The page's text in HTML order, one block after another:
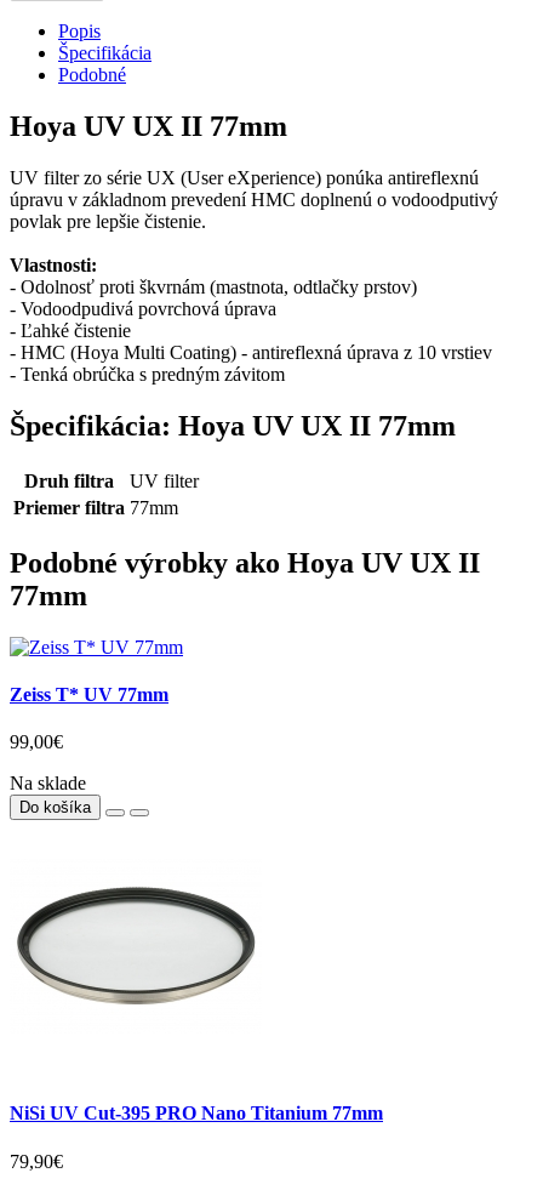
Popis
Špecifikácia
Podobné
Hoya UV UX II 77mm
UV filter zo série UX (User eXperience) ponúka antireflexnú
úpravu v základnom prevedení HMC doplnenú o vodoodputivý
povlak pre lepšie čistenie.
Vlastnosti:
- Odolnosť proti škvrnám (mastnota, odtlačky prstov)
- Vodoodpudivá povrchová úprava
- Ľahké čistenie
- HMC (Hoya Multi Coating) - antireflexná úprava z 10 vrstiev
- Tenká obrúčka s predným závitom
Špecifikácia: Hoya UV UX II 77mm
Druh filtra
UV filter
Priemer filtra 77mm
Podobné výrobky ako Hoya UV UX II
77mm
Zeiss T* UV 77mm
99,00€
Na sklade
Do košíka
NiSi UV Cut-395 PRO Nano Titanium 77mm
79,90€